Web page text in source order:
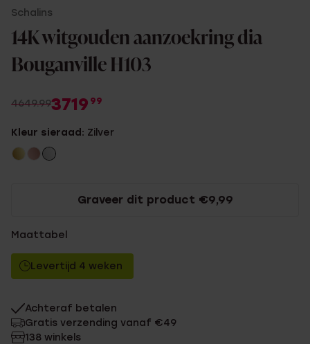
Schalins
14K witgouden aanzoekring dia
Bouganville H103
4649.993719 99
Kleur sieraad: Zilver
Graveer dit product €9,99
Maattabel
Levertijd 4 weken
Achteraf betalen
Gratis verzending vanaf €49
138 winkels